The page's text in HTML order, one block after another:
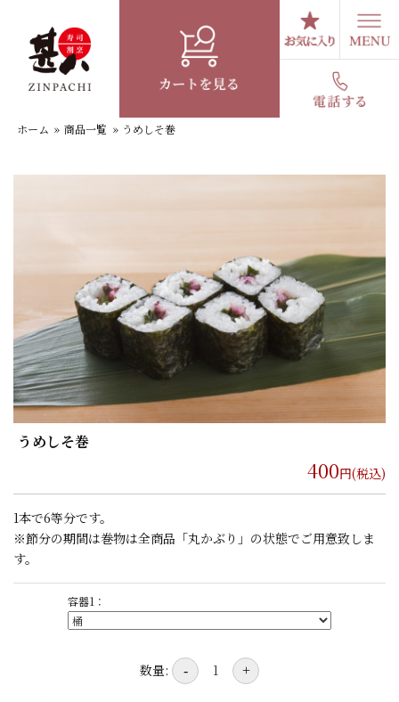
うめしそ巻
ホーム » 商品一覧 » うめしそ巻
うめしそ巻
400円(税込)
1本で6等分です。
※節分の期間は巻物は全商品「丸かぶり」の状態でご用意致しま
す。
容器1：
数量: - +